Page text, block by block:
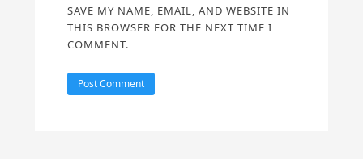
SAVE MY NAME, EMAIL, AND WEBSITE IN
THIS BROWSER FOR THE NEXT TIME I
COMMENT.